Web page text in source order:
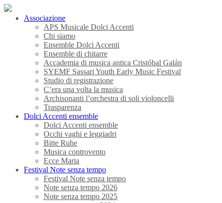
Associazione
APS Musicale Dolci Accenti
Chi siamo
Ensemble Dolci Accenti
Ensemble di chitarre
Accademia di musica antica Cristóbal Galán
SYEMF Sassari Youth Early Music Festival
Studio di registrazione
C’era una volta la musica
Archisonanti l’orchestra di soli violoncelli
Trasparenza
Dolci Accenti ensemble
Dolci Accenti ensemble
Occhi vaghi e leggiadri
Bitte Ruhe
Musica controvento
Ecce Maria
Festival Note senza tempo
Festival Note senza tempo
Note senza tempo 2026
Note senza tempo 2025